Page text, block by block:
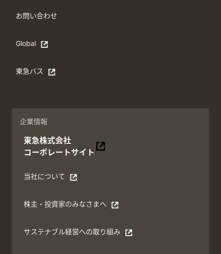
お問い合わせ
Global
Open in a new window
東急バス
別ウィンドウで開く
企業情報
東急株式会社
コーポレートサイト
別ウィンドウで開く
当社について
別ウィンドウで開く
株主・投資家のみなさまへ
別ウィンドウで開く
サステナブル経営への取り組み
別ウィンドウで開く